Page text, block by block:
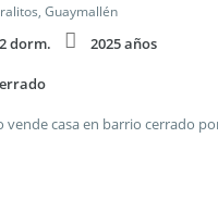
Guaymallén
2 dorm. 2025 años